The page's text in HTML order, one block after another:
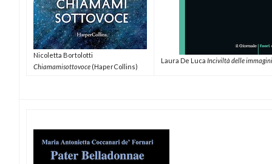
Nicoletta Bortolotti
Chiamamisottovoce (HaperCollins)
Laura De LucaInciviltà delle